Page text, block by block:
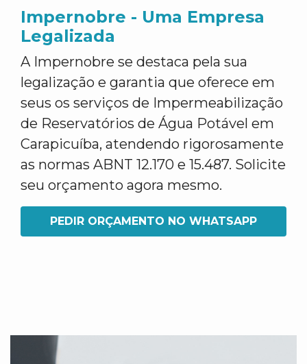
Impernobre - Uma Empresa
Legalizada
A Impernobre se destaca pela sua
legalização e garantia que oferece em
seus os serviços de Impermeabilização
de Reservatórios de Água Potável em
Carapicuíba, atendendo rigorosamente
as normas ABNT 12.170 e 15.487. Solicite
seu orçamento agora mesmo.
PEDIR ORÇAMENTO NO WHATSAPP